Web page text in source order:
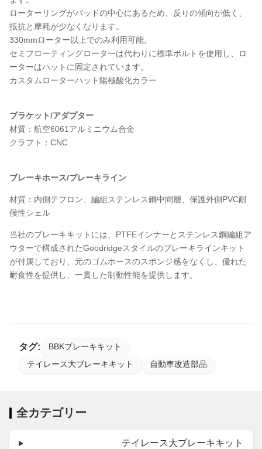
ローターリングがパッドの中心にあるため、反りの傾向が低く、
抵抗と摩耗が少なくなります。
330mmローター以上でのみ利用可能。
セミフローティングローターは代わりに標準ボルトを使用し、ロ
ーターはハットに固定されています。
カスタムローターハット陽極酸化カラー
ブラケット/アダプター
材質：航空6061アルミニウム合金
クラフト：CNC
ブレーキホース/ブレーキライン
材質：内側テフロン、編組ステンレス鋼中間層、保護外側PVC耐
候性シェル
当社のブレーキキットには、PTFEインナーとステンレス鋼編組ア
ウターで構成されたGoodridgeスタイルのブレーキラインキット
が付属しており、元のゴムホースのスポンジ感をなくし、優れた
耐食性を提供し、一貫した制動性能を提供します。
タグ:
BBKブレーキキット
テイレース大ブレーキキット
自動車改造部品
全カテゴリー
テイレース大ブレーキキット